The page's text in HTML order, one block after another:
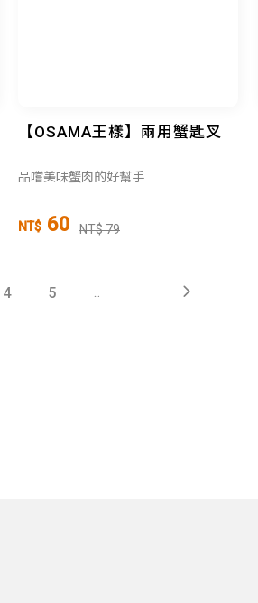
【OSAMA王樣】兩用蟹匙叉
品嚐美味蟹肉的好幫手
NT$ 60 NT$ 79
4 5